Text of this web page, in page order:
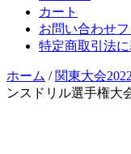
カート
お問い合わせ
特定商取引法
ホーム / 関東大会
ンスドリル選手権大